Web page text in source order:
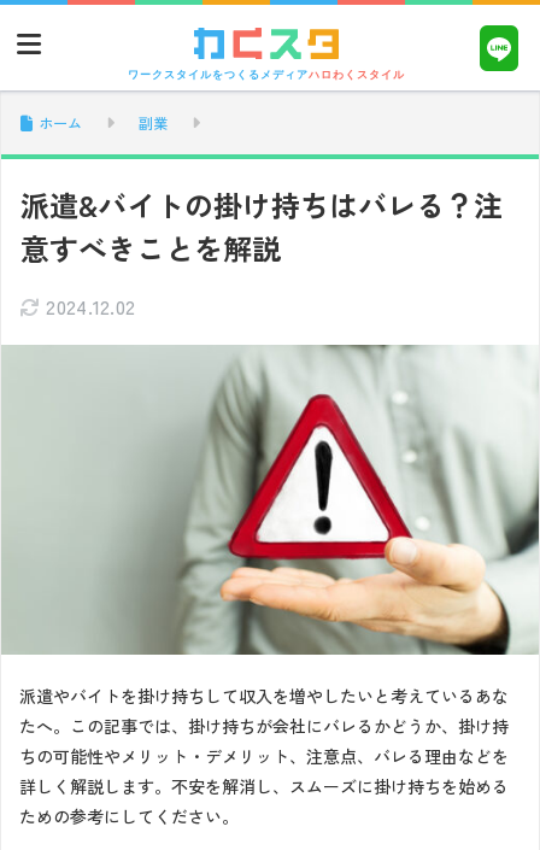
ワークスタイルをつくるメディアハロわくスタイル
ホーム 副業
派遣&バイトの掛け持ちはバレる？注
意すべきことを解説
2024.12.02
派遣やバイトを掛け持ちして収入を増やしたいと考えているあな
たへ。この記事では、掛け持ちが会社にバレるかどうか、掛け持
ちの可能性やメリット・デメリット、注意点、バレる理由などを
詳しく解説します。不安を解消し、スムーズに掛け持ちを始める
ための参考にしてください。